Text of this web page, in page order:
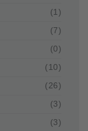
(1)
(7)
(0)
(10)
(26)
(3)
(3)